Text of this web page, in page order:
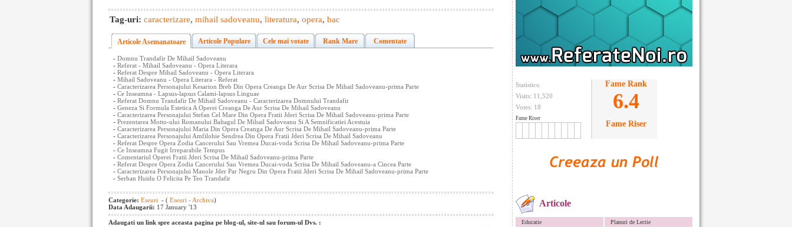
Statistics:
Visits: 11,520
Votes: 18
Fame Riser
Fame Rank
6.4
Fame Riser
Articole
Educatie
Planuri de Lectie
Tag-uri: caracterizare, mihail sadoveanu, literatura, opera, bac
Articole Asemanatoare Articole Populare Cele mai votate Rank Mare Comentate
- Domnu Trandafir De Mihail Sadoveanu
- Referat - Mihail Sadoveanu - Opera Literara
- Referat Despre Mihail Sadoveanu - Opera Literara
- Mihail Sadoveanu - Opera Literara - Referat
- Caracterizarea Personajului Kesarion Breb Din Opera Creanga De Aur Scrisa De Mihail Sadoveanu-prima Parte
- Ce Inseamna - Lapsus-lapsus Calami-lapsus Linguae
- Referat Domnu Trandafir De Mihail Sadoveanu - Caracterizarea Domnului Trandafir
- Geneza Si Formula Estetica A Operei Creanga De Aur Scrisa De Mihail Sadoveanu
- Caracterizarea Personajului Stefan Cel Mare Din Opera Fratii Jderi Scrisa De Mihail Sadoveanu-prima Parte
- Prezentarea Motto-ului Romanului Baltagul De Mihail Sadoveanu Si A Semnificatiei Acestuia
- Caracterizarea Personajului Maria Din Opera Creanga De Aur Scrisa De Mihail Sadoveanu-prima Parte
- Caracterizarea Personajului Amfilohie Sendrea Din Opera Fratii Jderi Scrisa De Mihail Sadoveanu
- Referat Despre Opera Zodia Cancerului Sau Vremea Ducai-voda Scrisa De Mihail Sadoveanu-prima Parte
- Ce Inseamna Fugit Irreparabile Tempus
- Comentariul Operei Fratii Jderi Scrisa De Mihail Sadoveanu-prima Parte
- Referat Despre Opera Zodia Cancerului Sau Vremea Ducai-voda Scrisa De Mihail Sadoveanu-a Cincea Parte
- Caracterizarea Personajului Manole Jder Par Negru Din Opera Fratii Jderi Scrisa De Mihail Sadoveanu-prima Parte
- Serban Huidu O Felicita Pe Teo Trandafir
Categorie: Eseuri - ( Eseuri - Archiva)
Data Adaugarii: 17 January '13
Adaugati un link spre aceasta pagina pe blog-ul, site-ul sau forum-ul Dvs. :